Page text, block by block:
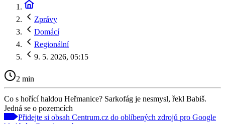
Zprávy
Domácí
Regionální
9. 5. 2026, 05:15
2 min
Co s hořící haldou Heřmanice? Sarkofág je nesmysl, řekl Babiš.
Jedná se o pozemcích
Přidejte si obsah Centrum.cz do oblíbených zdrojů pro Google